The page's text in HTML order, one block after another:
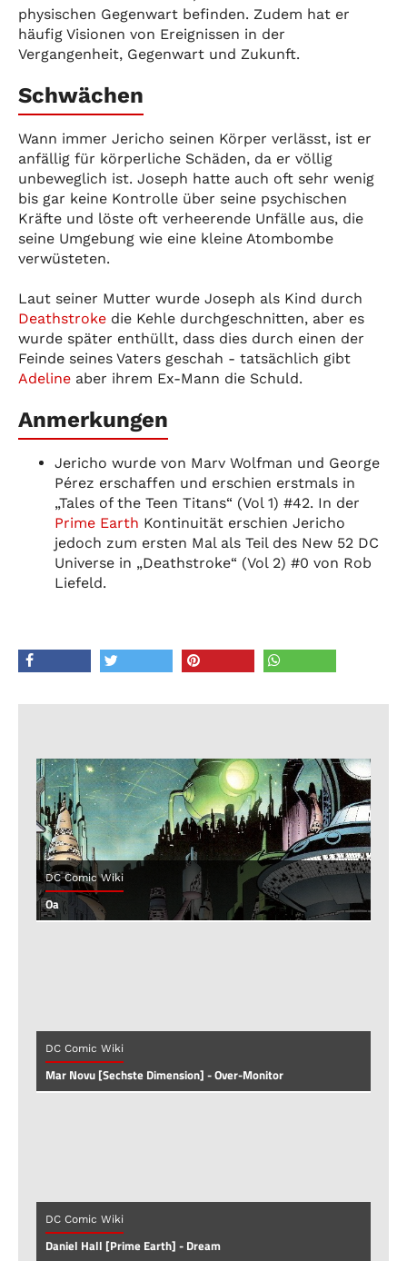
physischen Gegenwart befinden. Zudem hat er
häufig Visionen von Ereignissen in der
Vergangenheit, Gegenwart und Zukunft.
Schwächen
Wann immer Jericho seinen Körper verlässt, ist er
anfällig für körperliche Schäden, da er völlig
unbeweglich ist. Joseph hatte auch oft sehr wenig
bis gar keine Kontrolle über seine psychischen
Kräfte und löste oft verheerende Unfälle aus, die
seine Umgebung wie eine kleine Atombombe
verwüsteten.
Laut seiner Mutter wurde Joseph als Kind durch
Deathstroke die Kehle durchgeschnitten, aber es
wurde später enthüllt, dass dies durch einen der
Feinde seines Vaters geschah - tatsächlich gibt
Adeline aber ihrem Ex-Mann die Schuld.
Anmerkungen
Jericho wurde von Marv Wolfman und George
Pérez erschaffen und erschien erstmals in
„Tales of the Teen Titans“ (Vol 1) #42. In der
Prime Earth Kontinuität erschien Jericho
jedoch zum ersten Mal als Teil des New 52 DC
Universe in „Deathstroke“ (Vol 2) #0 von Rob
Liefeld.
DC Comic Wiki
Oa
DC Comic Wiki
Mar Novu [Sechste Dimension] - Over-Monitor
DC Comic Wiki
Daniel Hall [Prime Earth] - Dream